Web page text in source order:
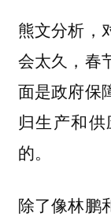
熊文分析，
会太久，春
面是政府保
归生产和
的。
除了像林鹏